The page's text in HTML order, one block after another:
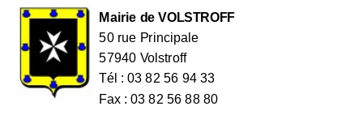
Mairie de VOLSTROFF
50 rue Principale
57940 Volstroff
Tél : 03 82 56 94 33
Fax : 03 82 56 88 80